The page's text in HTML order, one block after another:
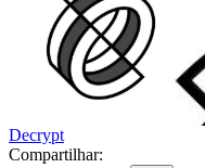
Decrypt
Compartilhar: